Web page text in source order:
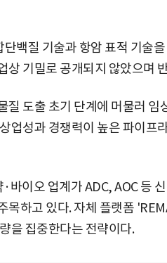
백질 기술과 항암 표적 기술
상 기밀로 공개되지 않았으며
질 도출 초기 단계에 머물러 임
업성과 경쟁력이 높은 파이프
바이오 업계가 ADC, AOC 등
목하고 있다. 자체 플랫폼
을 집중한다는 전략이다.